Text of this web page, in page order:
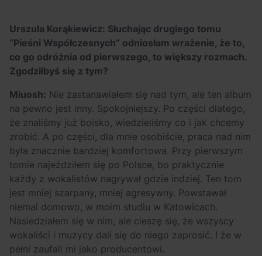
nocne koncerty
warte uwagi!
najciekawszych
wydarzeń w polskim
rapie [czerwiec i
Urszula Korąkiewicz: Słuchając drugiego tomu
“Pieśni Współczesnych” odniosłam wrażenie, że to,
co go odróżnia od pierwszego, to większy rozmach.
Zgodziłbyś się z tym?
Miuosh: Nie zastanawiałem się nad tym, ale ten album
na pewno jest inny. Spokojniejszy. Po części dlatego,
że znaliśmy już boisko, wiedzieliśmy co i jak chcemy
zrobić. A po części, dla mnie osobiście, praca nad nim
była znacznie bardziej komfortowa. Przy pierwszym
tomie najeździłem się po Polsce, bo praktycznie
każdy z wokalistów nagrywał gdzie indziej. Ten tom
jest mniej szarpany, mniej agresywny. Powstawał
niemal domowo, w moim studiu w Katowicach.
Nasiedziałem się w nim, ale cieszę się, że wszyscy
wokaliści i muzycy dali się do niego zaprosić. I że w
pełni zaufali mi jako producentowi.